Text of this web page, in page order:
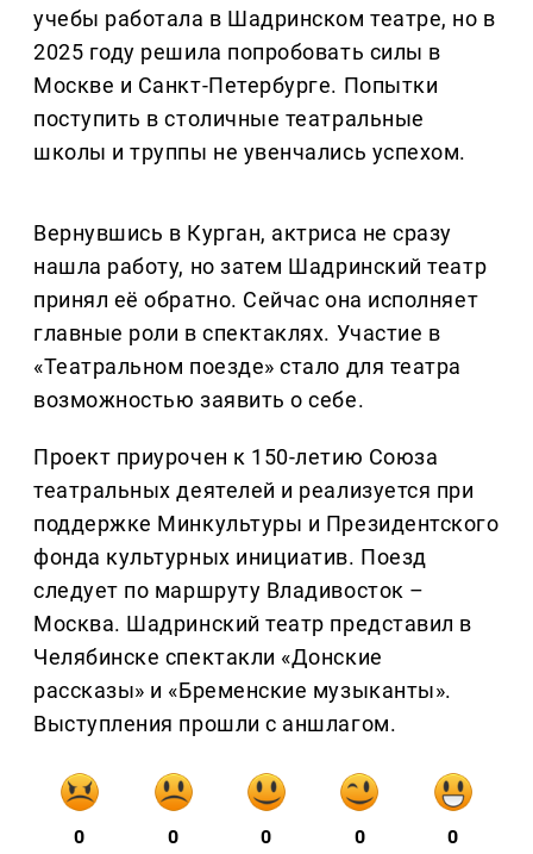
учебы работала в Шадринском театре, но в
2025 году решила попробовать силы в
Москве и Санкт-Петербурге. Попытки
поступить в столичные театральные
школы и труппы не увенчались успехом.
Вернувшись в Курган, актриса не сразу
нашла работу, но затем Шадринский театр
принял её обратно. Сейчас она исполняет
главные роли в спектаклях. Участие в
«Театральном поезде» стало для театра
возможностью заявить о себе.
Проект приурочен к 150-летию Союза
театральных деятелей и реализуется при
поддержке Минкультуры и Президентского
фонда культурных инициатив. Поезд
следует по маршруту Владивосток –
Москва. Шадринский театр представил в
Челябинске спектакли «Донские
рассказы» и «Бременские музыканты».
Выступления прошли с аншлагом.
0 0 0 0 0